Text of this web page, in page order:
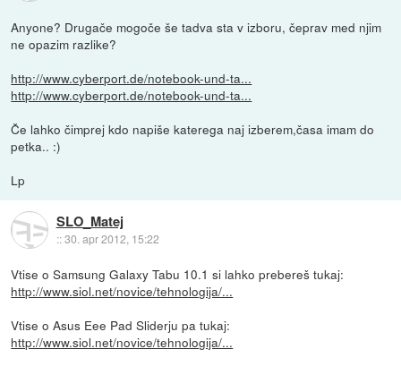
Anyone? Drugače mogoče še tadva sta v izboru, čeprav med njim
ne opazim razlike?
http://www.cyberport.de/notebook-und-ta...
http://www.cyberport.de/notebook-und-ta...
Če lahko čimprej kdo napiše katerega naj izberem,časa imam do
petka.. :)
Lp
SLO_Matej
::30. apr 2012, 15:22
Vtise o Samsung Galaxy Tabu 10.1 si lahko prebereš tukaj:
http://www.siol.net/novice/tehnologija/...
Vtise o Asus Eee Pad Sliderju pa tukaj:
http://www.siol.net/novice/tehnologija/...